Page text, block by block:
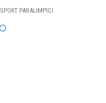
SPORT PARALIMPICI